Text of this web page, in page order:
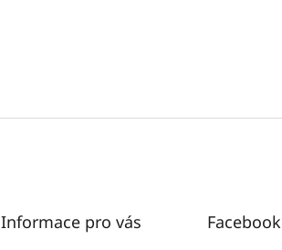
Informace pro vás Facebook